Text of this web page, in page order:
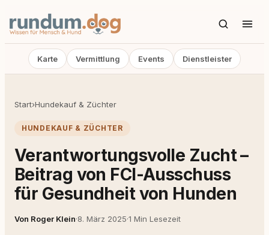
Karte Vermittlung Events Dienstleister
Start›Hundekauf & Züchter
HUNDEKAUF & ZÜCHTER
Verantwortungsvolle Zucht –
Beitrag von FCI-Ausschuss
für Gesundheit von Hunden
Von Roger Klein·8. März 2025·1 Min Lesezeit